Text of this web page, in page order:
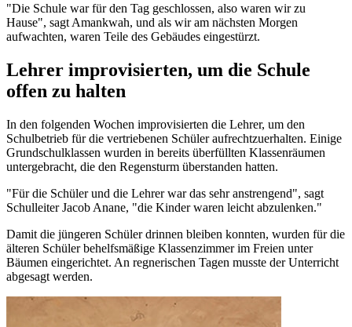
"Die Schule war für den Tag geschlossen, also waren wir zu
Hause", sagt Amankwah, und als wir am nächsten Morgen
aufwachten, waren Teile des Gebäudes eingestürzt.
Lehrer improvisierten, um die Schule
offen zu halten
In den folgenden Wochen improvisierten die Lehrer, um den
Schulbetrieb für die vertriebenen Schüler aufrechtzuerhalten. Einige
Grundschulklassen wurden in bereits überfüllten Klassenräumen
untergebracht, die den Regensturm überstanden hatten.
"Für die Schüler und die Lehrer war das sehr anstrengend", sagt
Schulleiter Jacob Anane, "die Kinder waren leicht abzulenken."
Damit die jüngeren Schüler drinnen bleiben konnten, wurden für die
älteren Schüler behelfsmäßige Klassenzimmer im Freien unter
Bäumen eingerichtet. An regnerischen Tagen musste der Unterricht
abgesagt werden.